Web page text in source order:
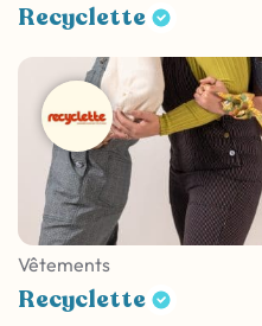
Recyclette
Vêtements
Recyclette